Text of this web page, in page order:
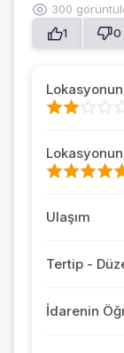
300
1
0
Ulaşım
Tertip -
İdarenin